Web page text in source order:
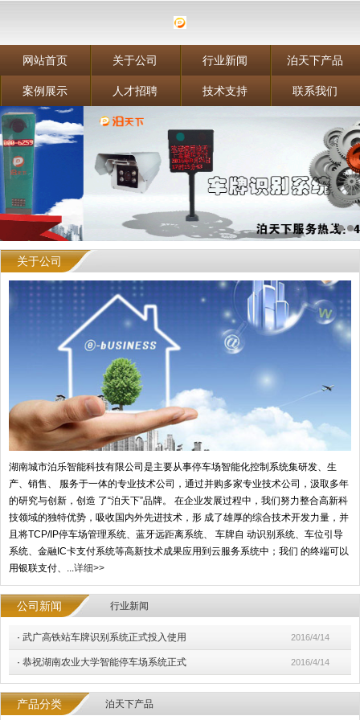
网站首页 关于公司 行业新闻 泊天下产品
案例展示 人才招聘 技术支持 联系我们
关于公司
湖南城市泊乐智能科技有限公司是主要从事停车场智能化控制系统集研发、生
产、销售、 服务于一体的专业技术公司，通过并购多家专业技术公司，汲取多年
的研究与创新，创造 了“泊天下”品牌。 在企业发展过程中，我们努力整合高新科
技领域的独特优势，吸收国内外先进技术，形 成了雄厚的综合技术开发力量，并
且将TCP/IP停车场管理系统、蓝牙远距离系统、 车牌自 动识别系统、车位引导
系统、金融IC卡支付系统等高新技术成果应用到云服务系统中；我们 的终端可以
用银联支付、...详细>>
公司新闻 行业新闻
· 武广高铁站车牌识别系统正式投入使用 2016/4/14
· 恭祝湖南农业大学智能停车场系统正式 2016/4/14
产品分类 泊天下产品